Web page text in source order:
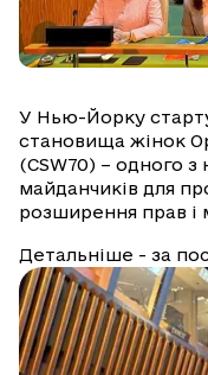
У Нью-Йорку
становища жінок
(CSW70) – одного
майданчиків для
розширення прав і
Детальніше - за